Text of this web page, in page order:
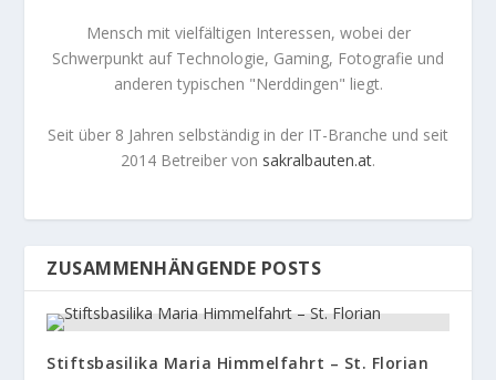
Mensch mit vielfältigen Interessen, wobei der
Schwerpunkt auf Technologie, Gaming, Fotografie und
anderen typischen "Nerddingen" liegt.
Seit über 8 Jahren selbständig in der IT-Branche und seit
2014 Betreiber von sakralbauten.at.
ZUSAMMENHÄNGENDE POSTS
Stiftsbasilika Maria Himmelfahrt – St. Florian